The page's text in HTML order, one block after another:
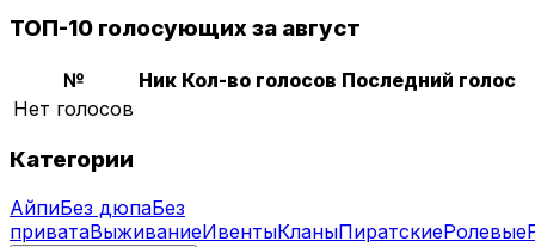
ТОП-10 голосующих за август
№ Ник Кол-во голосов Последний голос
Нет голосов
Категории
АйпиБез дюпаБез
приватаВыживаниеИвентыКланыПиратскиеРолевые